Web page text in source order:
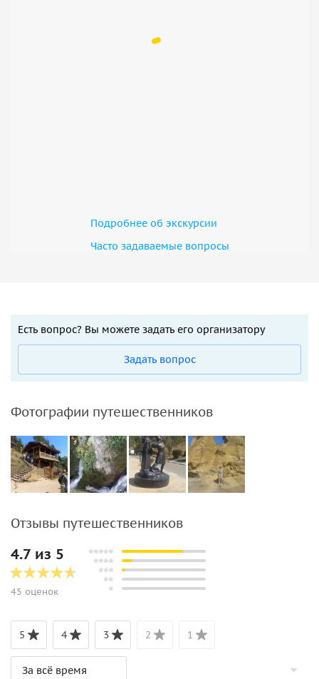
Подробнее об экскурсии
Часто задаваемые вопросы
Есть вопрос? Вы можете задать его организатору
Задать вопрос
Фотографии путешественников
Отзывы путешественников
4.7 из 5
45 оценок
5 4 3 2 1